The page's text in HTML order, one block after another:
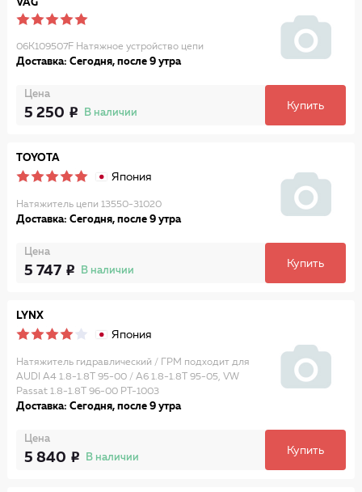
VAG
06K109507F Натяжное устройство цепи
Доставка: Сегодня, после 9 утра
Цена
5 250 В наличии
Купить
TOYOTA
Япония
Натяжитель цепи 13550-31020
Доставка: Сегодня, после 9 утра
Цена
5 747 В наличии
Купить
LYNX
Япония
Натяжитель гидравлический / ГРМ подходит для
AUDI A4 1.8-1.8T 95-00 / A6 1.8-1.8T 95-05, VW
Passat 1.8-1.8T 96-00 PT-1003
Доставка: Сегодня, после 9 утра
Цена
5 840 В наличии
Купить